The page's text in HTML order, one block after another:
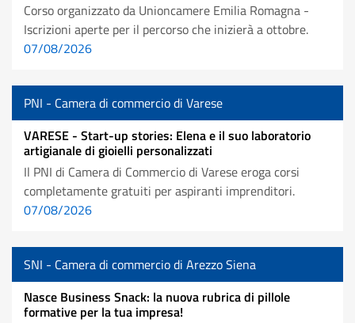
Corso organizzato da Unioncamere Emilia Romagna -
Iscrizioni aperte per il percorso che inizierà a ottobre.
07/08/2026
PNI - Camera di commercio di Varese
VARESE - Start-up stories: Elena e il suo laboratorio
artigianale di gioielli personalizzati
Il PNI di Camera di Commercio di Varese eroga corsi
completamente gratuiti per aspiranti imprenditori.
07/08/2026
SNI - Camera di commercio di Arezzo Siena
Nasce Business Snack: la nuova rubrica di pillole
formative per la tua impresa!